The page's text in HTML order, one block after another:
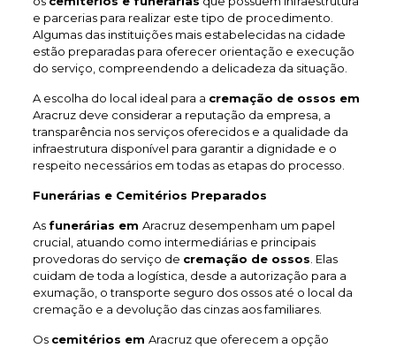
e parcerias para realizar este tipo de procedimento.
Algumas das instituições mais estabelecidas na cidade
estão preparadas para oferecer orientação e execução
do serviço, compreendendo a delicadeza da situação.
A escolha do local ideal para a cremação de ossos em
Aracruz deve considerar a reputação da empresa, a
transparência nos serviços oferecidos e a qualidade da
infraestrutura disponível para garantir a dignidade e o
respeito necessários em todas as etapas do processo.
Funerárias e Cemitérios Preparados
As funerárias em Aracruz desempenham um papel
crucial, atuando como intermediárias e principais
provedoras do serviço de cremação de ossos . Elas
cuidam de toda a logística, desde a autorização para a
exumação, o transporte seguro dos ossos até o local da
cremação e a devolução das cinzas aos familiares.
Os cemitérios em Aracruz que oferecem a opção